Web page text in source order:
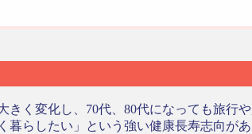
く変化し、70代、80代になっても旅行
らしたい」という強い健康長寿志向が